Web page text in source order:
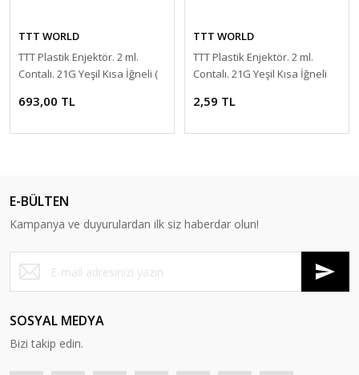
TTT WORLD
TTT Plastik Enjektör. 2 ml.
Contalı. 21G Yeşil Kısa İğneli (
693,00 TL
TTT WORLD
TTT Plastik Enjektör. 2 ml.
Contalı. 21G Yeşil Kısa İğneli
2,59 TL
E-BÜLTEN
Kampanya ve duyurulardan ilk siz haberdar olun!
SOSYAL MEDYA
Bizi takip edin.